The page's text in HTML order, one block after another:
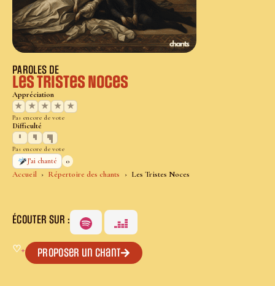
Accueil Répertoire des chants Les Tristes Noces
PAROLES DE
Les Tristes Noces
Appréciation
★
★ ★ ★ ★
Pas encore de vote
Difficulté
Pas encore de vote
J’ai chanté
0
ÉCOUTER SUR :
♡+ Proposer un chant